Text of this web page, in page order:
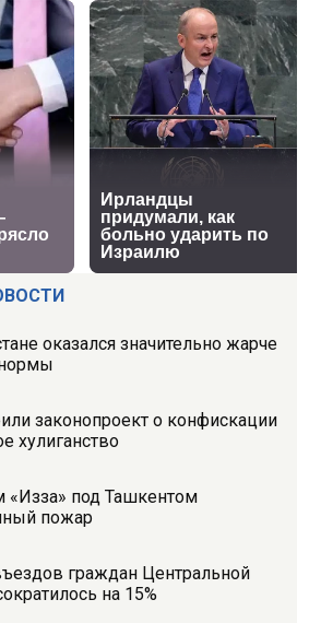
оказался значительно жарче
законопроект о конфискации
хулиганство
под Ташкентом
пожар
граждан Центральной
на 15%